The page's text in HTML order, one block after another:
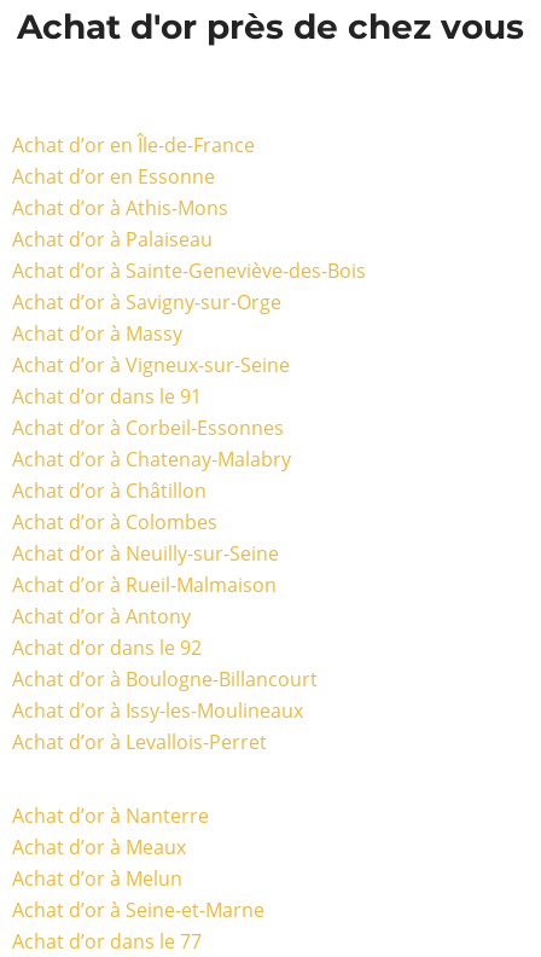
Achat d'or près de chez vous
Achat d’or en Île-de-France
Achat d’or en Essonne
Achat d’or à Athis-Mons
Achat d’or à Palaiseau
Achat d’or à Sainte-Geneviève-des-Bois
Achat d’or à Savigny-sur-Orge
Achat d’or à Massy
Achat d’or à Vigneux-sur-Seine
Achat d’or dans le 91
Achat d’or à Corbeil-Essonnes
Achat d’or à Chatenay-Malabry
Achat d’or à Châtillon
Achat d’or à Colombes
Achat d’or à Neuilly-sur-Seine
Achat d’or à Rueil-Malmaison
Achat d’or à Antony
Achat d’or dans le 92
Achat d’or à Boulogne-Billancourt
Achat d’or à Issy-les-Moulineaux
Achat d’or à Levallois-Perret
Achat d’or à Nanterre
Achat d’or à Meaux
Achat d’or à Melun
Achat d’or à Seine-et-Marne
Achat d’or dans le 77